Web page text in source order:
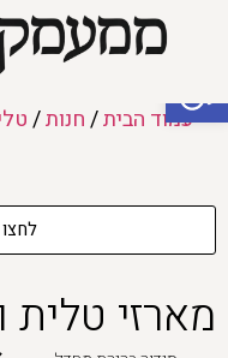
פתח סרגל נגישות
עמוד הבית/חנות/
מארזי טלית